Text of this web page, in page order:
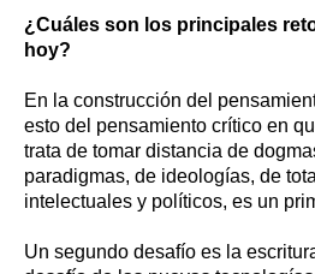
¿Cuáles son los principales
hoy?
En la construcción del
esto del pensamiento crítico en
trata de tomar distancia de
paradigmas, de ideologías, de
intelectuales y políticos, es un
Un segundo desafío es la